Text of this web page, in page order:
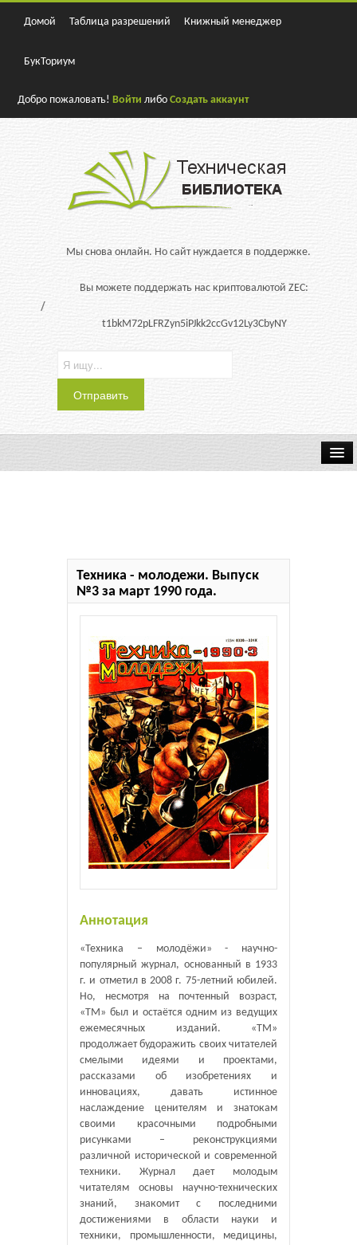
Домой Таблица разрешений Книжный менеджер
БукТориум
Добро пожаловать!Войти либоСоздать аккаунт
Мы снова онлайн. Но сайт нуждается в поддержке.
Вы можете поддержать нас криптовалютой ZEC:
t1bkM72pLFRZyn5iPJkk2ccGv12Ly3CbyNY
Техника - молодежи. Выпуск
№3 за март 1990 года.
Аннотация
«Техника – молодёжи» - научно-
популярный журнал, основанный в 1933
г. и отметил в 2008 г. 75-летний юбилей.
Но, несмотря на почтенный возраст,
«ТМ» был и остаётся одним из ведущих
ежемесячных изданий. «ТМ»
продолжает будоражить своих читателей
смелыми идеями и проектами,
рассказами об изобретениях и
инновациях, давать истинное
наслаждение ценителям и знатокам
своими красочными подробными
рисунками – реконструкциями
различной исторической и современной
техники. Журнал дает молодым
читателям основы научно-технических
знаний, знакомит с последними
достижениями в области науки и
техники, промышленности, медицины,